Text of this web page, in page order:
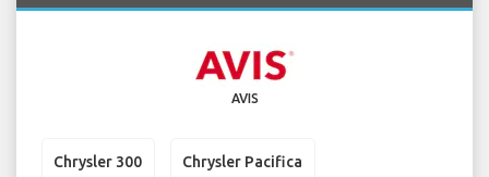
AVIS
Chrysler 300 Chrysler Pacifica